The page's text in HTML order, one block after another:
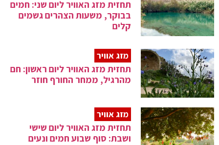
תחזית מזג האוויר ליום שני: חמים
בבוקר, משעות הצהרים גשמים
קלים
מזג אוויר
תחזית מזג האוויר ליום ראשון: חם
מהרגיל, ממחר החורף חוזר
מזג אוויר
תחזית מזג האוויר ליום שישי
ושבת: סוף שבוע חמים ונעים